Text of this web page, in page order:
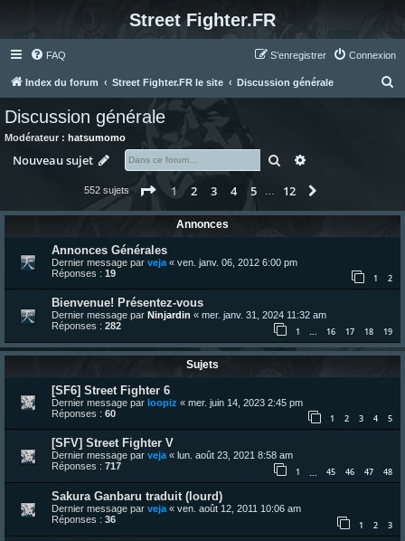
Street Fighter.FR
FAQ Connexion
S’enregistrer
Index du forum Street Fighter.FR le site Discussion générale
c
Discussion générale
Modérateur : hatsumomo
Nouveau sujet Rechercher
552 sujets Page 1sur12
1 2 3 4 5 12
Annonces
Annonces Générales
Dernier message par veja « ven. janv. 06, 2012 6:00 pm
Réponses : 19 1 2
Bienvenue! Présentez-vous
Dernier message par Ninjardin « mer. janv. 31, 2024 11:32 am
Réponses : 282 1 … 16 17 18 19
Sujets
[SF6] Street Fighter 6
Dernier message par loopiz « mer. juin 14, 2023 2:45 pm
Réponses : 60 1 2 3 4 5
[SFV] Street Fighter V
Dernier message par veja« lun. août 23, 2021 8:58 am
Réponses : 717 1 45 46 47 48
Sakura Ganbaru traduit (lourd)
Dernier message par veja « ven. août 12, 2011 10:06 am
Réponses : 36 1 2 3